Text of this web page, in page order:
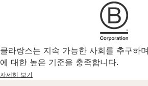
클라랑스는 지속 가능한 사회를 추구하
에 대한 높은 기준을 충족합니다.
자세히 보기